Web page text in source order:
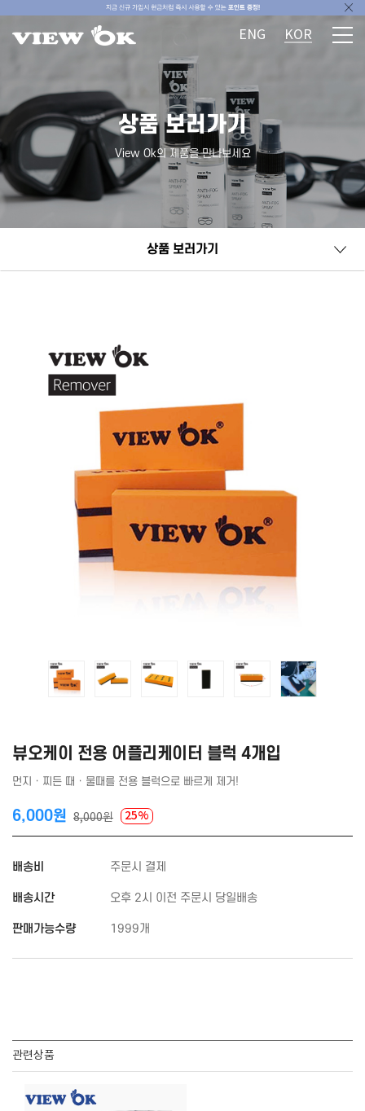
ENG KOR
상품 보러가기
View Ok의 제품을 만나보세요
상품 보러가기
뷰오케이 전용 어플리케이터 블럭 4개입
먼지 · 찌든 때 · 물때를 전용 블럭으로 빠르게 제거!
6,000원 8,000원 25%
배송비 주문시 결제
배송시간 오후 2시 이전 주문시 당일배송
판매가능수량 1999개
관련상품